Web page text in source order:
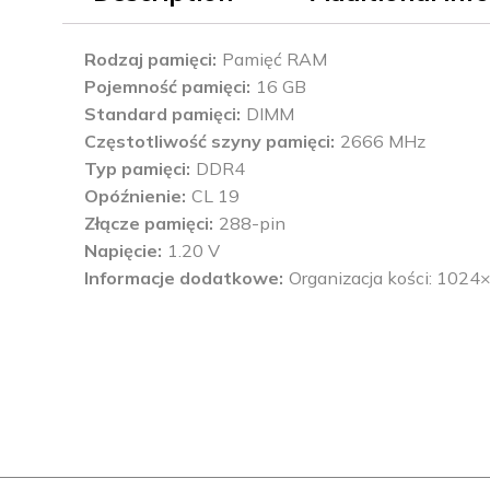
Rodzaj pamięci Pamięć RAM
Pojemność pamięci 16 GB
Standard pamięci DIMM
Częstotliwość szyny pamięci 2666 MHz
Typ pamięci DDR4
Opóźnienie CL 19
Złącze pamięci 288-pin
Napięcie 1.20 V
Informacje dodatkowe Organizacja kości: